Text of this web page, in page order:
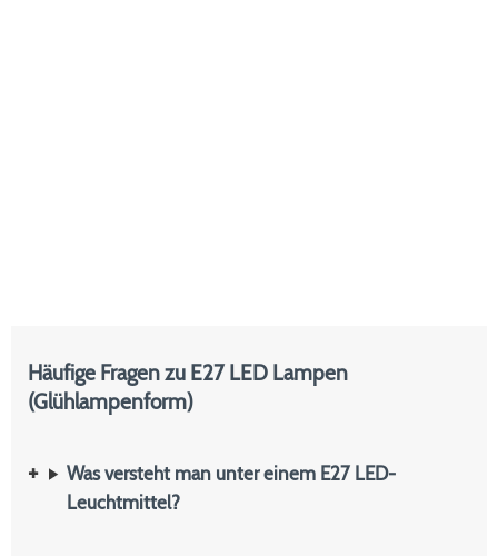
Häufige Fragen zu E27 LED Lampen
(Glühlampenform)
Was versteht man unter einem E27 LED-
Leuchtmittel?